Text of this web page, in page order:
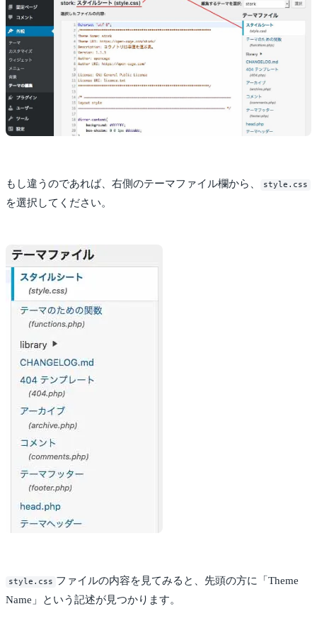
もし違うのであれば、右側のテーマファイル欄から、 style.css
を選択してください。
style.css ファイルの内容を見てみると、先頭の方に「Theme
Name」という記述が見つかります。